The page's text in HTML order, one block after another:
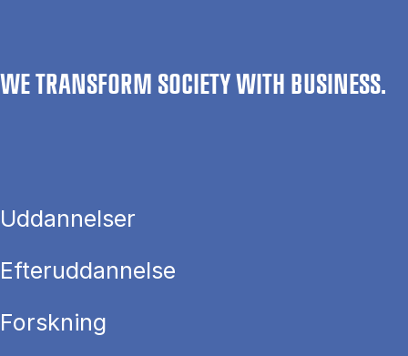
WE TRANSFORM SOCIETY WITH BUSINESS.
Uddannelser
Efteruddannelse
Forskning